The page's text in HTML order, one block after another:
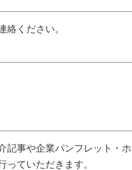
絡ください。
事や企業パンフレット・
っていただきます。